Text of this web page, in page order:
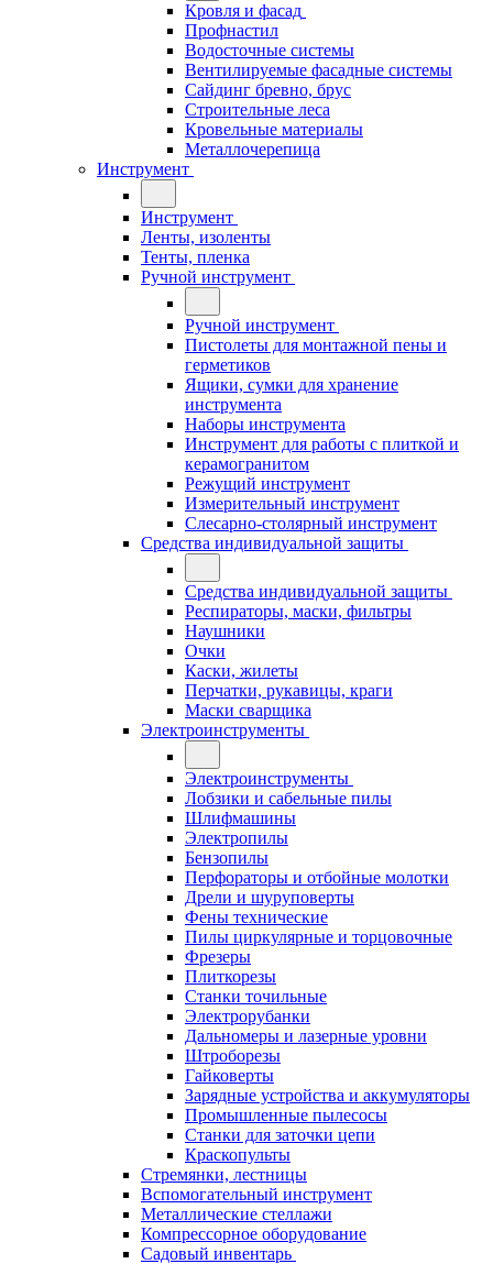
Кровля и фасад
Профнастил
Водосточные системы
Вентилируемые фасадные системы
Сайдинг бревно, брус
Строительные леса
Кровельные материалы
Металлочерепица
Инструмент
Инструмент
Ленты, изоленты
Тенты, пленка
Ручной инструмент
Ручной инструмент
Пистолеты для монтажной пены и
герметиков
Ящики, сумки для хранение
инструмента
Наборы инструмента
Инструмент для работы с плиткой и
керамогранитом
Режущий инструмент
Измерительный инструмент
Слесарно-столярный инструмент
Средства индивидуальной защиты
Средства индивидуальной защиты
Респираторы, маски, фильтры
Наушники
Очки
Каски, жилеты
Перчатки, рукавицы, краги
Маски сварщика
Электроинструменты
Электроинструменты
Лобзики и сабельные пилы
Шлифмашины
Электропилы
Бензопилы
Перфораторы и отбойные молотки
Дрели и шуруповерты
Фены технические
Пилы циркулярные и торцовочные
Фрезеры
Плиткорезы
Станки точильные
Электрорубанки
Дальномеры и лазерные уровни
Штроборезы
Гайковерты
Зарядные устройства и аккумуляторы
Промышленные пылесосы
Станки для заточки цепи
Краскопульты
Стремянки, лестницы
Вспомогательный инструмент
Металлические стеллажи
Компрессорное оборудование
Садовый инвентарь